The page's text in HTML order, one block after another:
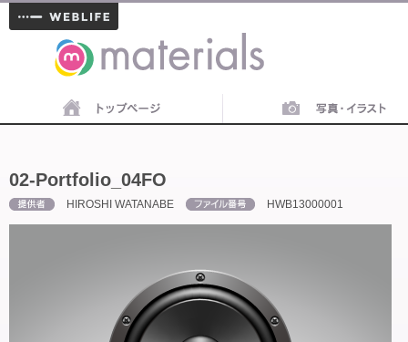
materials
02-Portfolio_04FO
HIROSHI WATANABE HWB13000001